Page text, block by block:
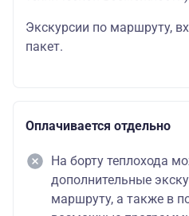
Экскурсии по маршруту,
пакет.
Оплачивается отдельно
На борту теплохода
дополнительные
маршруту, а также в